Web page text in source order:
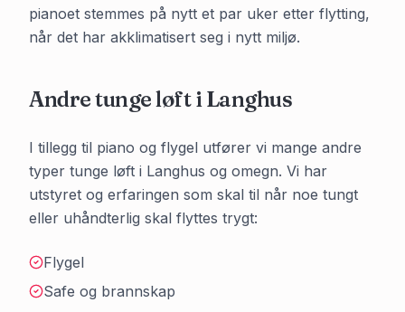
pianoet stemmes på nytt et par uker etter flytting,
når det har akklimatisert seg i nytt miljø.
Andre tunge løft iLanghus
I tillegg til piano og flygel utfører vi mange andre
typer tunge løft i Langhus og omegn. Vi har
utstyret og erfaringen som skal til når noe tungt
eller uhåndterlig skal flyttes trygt:
Flygel
Safe og brannskap